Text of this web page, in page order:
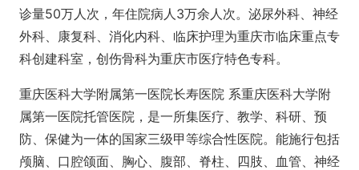
诊量50万人次，年住院病人3万余人次。泌尿外科、神经
外科、康复科、消化内科、临床护理为重庆市临床重点专
科创建科室，创伤骨科为重庆市医疗特色专科。
重庆医科大学附属第一医院长寿医院 系重庆医科大学附
属第一医院托管医院，是一所集医疗、教学、科研、预
防、保健为一体的国家三级甲等综合性医院。能施行包括
颅脑、口腔颌面、胸心、腹部、脊柱、四肢、血管、神经